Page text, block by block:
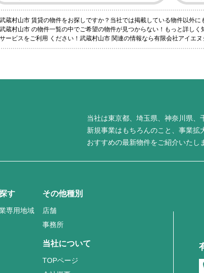
蔵村山市 賃貸の物件をお探しですか？当社では掲載している物件以外に
蔵村山市 の物件一覧の中でご希望の物件が見つからない！もっと詳し
ービスをご利用 ください！武蔵村山市 関連の情報なら有限会社アイエ
当社は東京都、埼玉県、神奈川県、
新規事業はもちろんのこと、事業拡
おすすめの最新物件をご紹介いたし
す
専用地域
その他種別
店舗
事務所
当社について
TOPページ